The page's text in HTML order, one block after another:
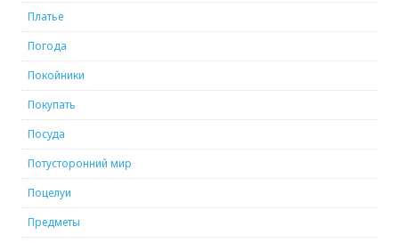
Платье
Погода
Покойники
Покупать
Посуда
Потусторонний мир
Поцелуи
Предметы